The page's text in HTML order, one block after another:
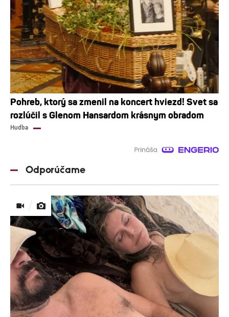
Pohreb, ktorý sa zmenil na koncert hviezd! Svet sa
rozlúčil s Glenom Hansardom krásnym obradom
Hudba
Odporúčame